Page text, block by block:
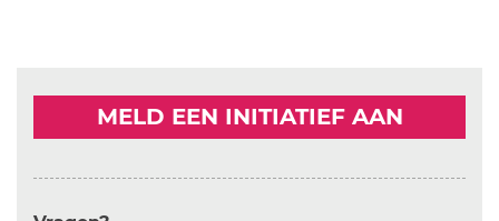
MELD EEN INITIATIEF AAN